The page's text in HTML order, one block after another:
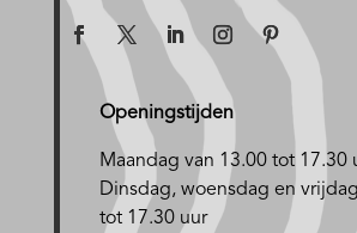
Openingstijden
Maandag van 13.00 tot 17.30
Dinsdag, woensdag en
tot 17.30 uur